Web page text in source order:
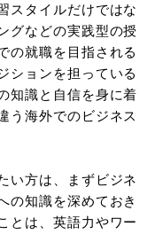
スタイルだけではな
グなどの実践型の授
の就職を目指される
ションを担っている
知識と自信を身に着
う海外でのビジネス
い方は、まずビジネ
の知識を深めておき
とは、英語力やワー